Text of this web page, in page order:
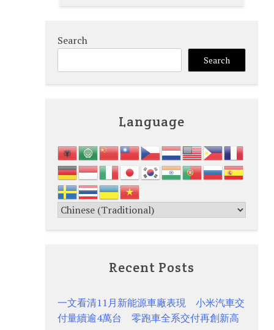
Search
Search
Language
Recent Posts
一文看清11月新能源車廠表現 小米汽車交
付量續逾4萬台 零跑車全系交付再創新高